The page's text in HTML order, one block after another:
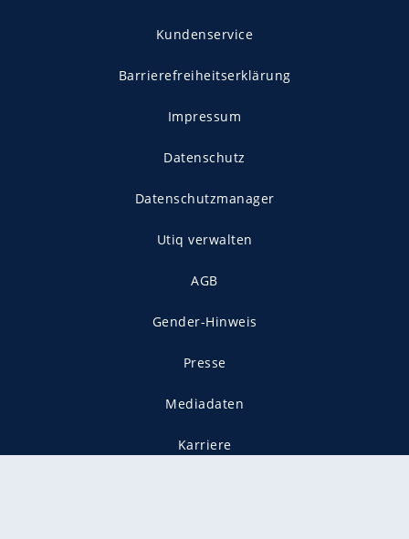
Kundenservice
Barrierefreiheitserklärung
Impressum
Datenschutz
Datenschutzmanager
Utiq verwalten
AGB
Gender-Hinweis
Presse
Mediadaten
Karriere